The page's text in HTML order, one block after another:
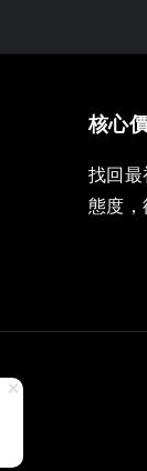
核心
找回
態度，